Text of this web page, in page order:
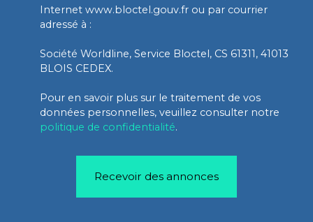
Internet www.bloctel.gouv.fr ou par courrier
adressé à :
Société Worldline, Service Bloctel, CS 61311, 41013
BLOIS CEDEX.
Pour en savoir plus sur le traitement de vos
données personnelles, veuillez consulter notre
politique de confidentialité.
Recevoir des annonces